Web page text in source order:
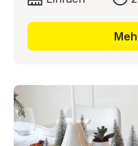
Feste. Für Ihr
Liska von
nur super aus, eine
damit in Zukunft
Kreativität!